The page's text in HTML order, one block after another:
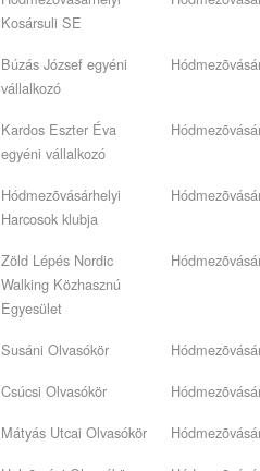
Kosársuli SE
Búzás József egyéni
vállalkozó
Kardos Eszter Éva
egyéni vállalkozó
Hódmezõvásárhelyi
Harcosok klubja
Zöld Lépés Nordic
Walking Közhasznú
Egyesület
Susáni Olvasókör
Csúcsi Olvasókör
Mátyás Utcai Olvasókör